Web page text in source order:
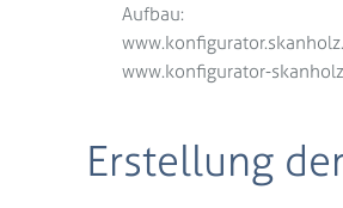
Aufbau:
www.konfigurator-
Erstellung